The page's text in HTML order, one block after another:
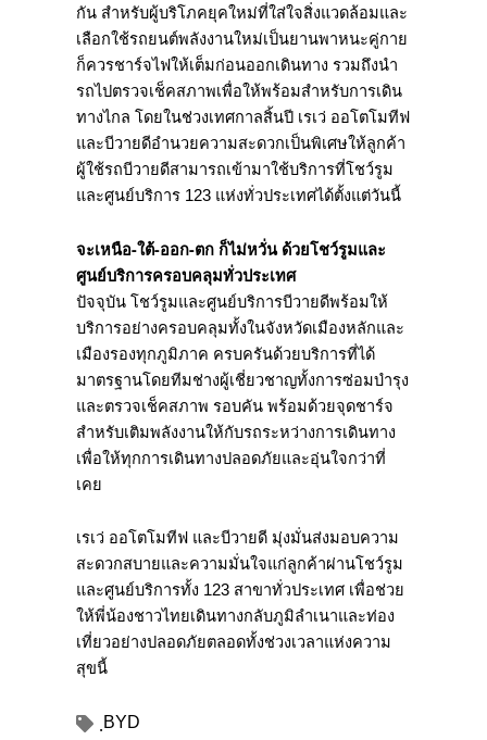
กัน สำหรับผู้บริโภคยุคใหม่ที่ใส่ใจสิ่งแวดล้อมและ
เลือกใช้รถยนต์พลังงานใหม่เป็นยานพาหนะคู่กาย
ก็ควรชาร์จไฟให้เต็มก่อนออกเดินทาง รวมถึงนำ
รถไปตรวจเช็คสภาพเพื่อให้พร้อมสำหรับการเดิน
ทางไกล โดยในช่วงเทศกาลสิ้นปี เรเว่ ออโตโมทีฟ
และบีวายดีอำนวยความสะดวกเป็นพิเศษให้ลูกค้า
ผู้ใช้รถบีวายดีสามารถเข้ามาใช้บริการที่โชว์รูม
และศูนย์บริการ 123 แห่งทั่วประเทศได้ตั้งแต่วันนี้
จะเหนือ-ใต้-ออก-ตก ก็ไม่หวั่น ด้วยโชว์รูมและ
ศูนย์บริการครอบคลุมทั่วประเทศ
ปัจจุบัน โชว์รูมและศูนย์บริการบีวายดีพร้อมให้
บริการอย่างครอบคลุมทั้งในจังหวัดเมืองหลักและ
เมืองรองทุกภูมิภาค ครบครันด้วยบริการที่ได้
มาตรฐานโดยทีมช่างผู้เชี่ยวชาญทั้งการซ่อมบำรุง
และตรวจเช็คสภาพ รอบคัน พร้อมด้วยจุดชาร์จ
สำหรับเติมพลังงานให้กับรถระหว่างการเดินทาง
เพื่อให้ทุกการเดินทางปลอดภัยและอุ่นใจกว่าที่
เคย
เรเว่ ออโตโมทีฟ และบีวายดี มุ่งมั่นส่งมอบความ
สะดวกสบายและความมั่นใจแก่ลูกค้าผ่านโชว์รูม
และศูนย์บริการทั้ง 123 สาขาทั่วประเทศ เพื่อช่วย
ให้พี่น้องชาวไทยเดินทางกลับภูมิลำเนาและท่อง
เที่ยวอย่างปลอดภัยตลอดทั้งช่วงเวลาแห่งความ
สุขนี้
ฺBYD